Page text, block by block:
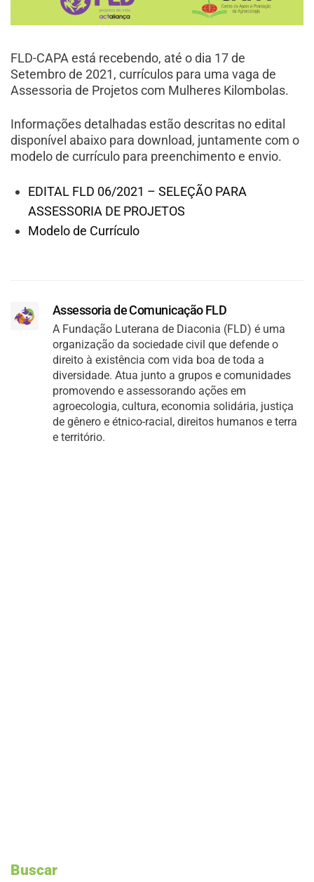
FLD-CAPA está recebendo, até o dia 17 de
Setembro de 2021, currículos para uma vaga de
Assessoria de Projetos com Mulheres Kilombolas.
Informações detalhadas estão descritas no edital
disponível abaixo para download, juntamente com o
modelo de currículo para preenchimento e envio.
EDITAL FLD 06/2021 – SELEÇÃO PARA
ASSESSORIA DE PROJETOS
Modelo de Currículo
Assessoria de Comunicação FLD
A Fundação Luterana de Diaconia (FLD) é uma
organização da sociedade civil que defende o
direito à existência com vida boa de toda a
diversidade. Atua junto a grupos e comunidades
promovendo e assessorando ações em
agroecologia, cultura, economia solidária, justiça
de gênero e étnico-racial, direitos humanos e terra
e território.
Buscar